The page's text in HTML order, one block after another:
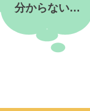
分からない…